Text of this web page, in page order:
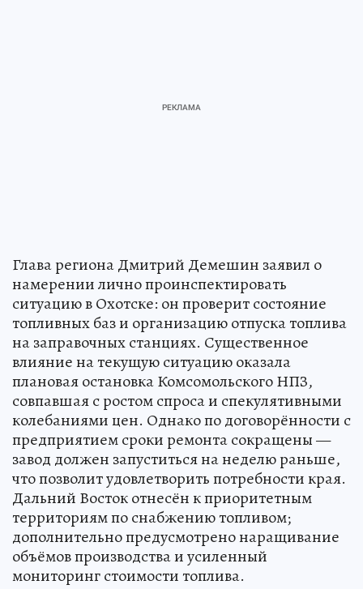
Глава региона Дмитрий Демешин заявил о
намерении лично проинспектировать
ситуацию в Охотске: он проверит состояние
топливных баз и организацию отпуска топлива
на заправочных станциях. Существенное
влияние на текущую ситуацию оказала
плановая остановка Комсомольского НПЗ,
совпавшая с ростом спроса и спекулятивными
колебаниями цен. Однако по договорённости с
предприятием сроки ремонта сокращены —
завод должен запуститься на неделю раньше,
что позволит удовлетворить потребности края.
Дальний Восток отнесён к приоритетным
территориям по снабжению топливом;
дополнительно предусмотрено наращивание
объёмов производства и усиленный
мониторинг стоимости топлива.